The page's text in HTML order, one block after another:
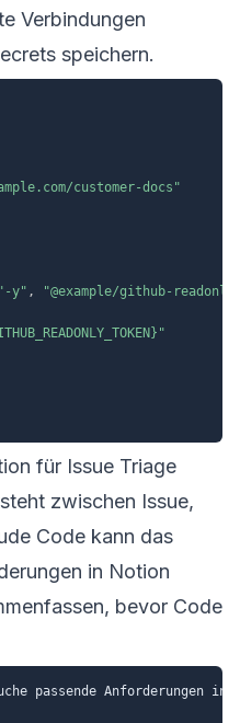
Verbindungen
speichern.
customer-docs"
"-y" ,
"@example/github-
für Issue Triage
zwischen Issue,
Code kann das
in Notion
bevor Code
passende Anforderungen in